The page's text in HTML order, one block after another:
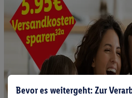
Bevor es weitergeht: Zur